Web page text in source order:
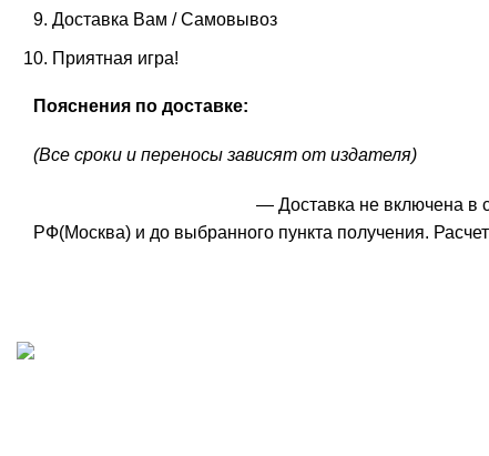
Доставка Вам / Самовывоз
Приятная игра!
Пояснения по доставке:
(Все сроки и переносы зависят от издателя)
— Доставка не включена в
РФ(Москва) и до выбранного пункта получения.